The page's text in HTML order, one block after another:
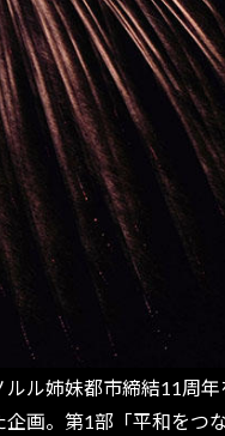
ル姉妹都市締結11周
画。第1部「平和をつ